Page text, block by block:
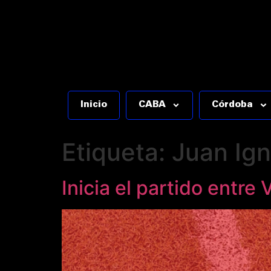
Inicio CABA Córdoba
Etiqueta: Juan
Inicia el partido entre